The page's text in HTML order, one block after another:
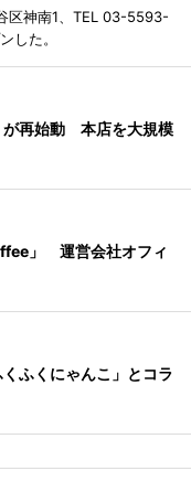
区神南1、TEL 03-5593-
した。
が再始動 本店を大規模
」 運営会社オフィ
ふくにゃんこ」とコラ